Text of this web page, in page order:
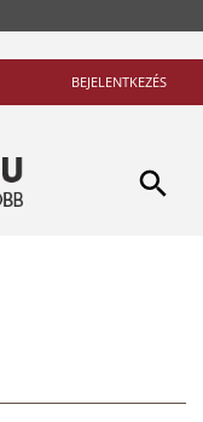
BEJELENTKEZÉS